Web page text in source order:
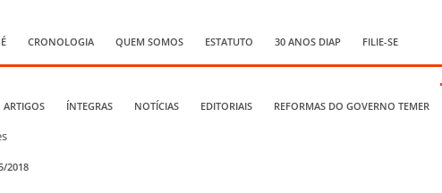
CRONOLOGIA QUEM SOMOS ESTATUTO 30 ANOS DIAP FILIE-SE
ARTIGOS ÍNTEGRAS NOTÍCIAS EDITORIAIS REFORMAS DO GOVERNO TEMER
2018